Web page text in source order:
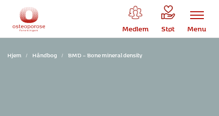
Medlem Støt Menu
Hjem / Håndbog / BMD – Bone mineral density